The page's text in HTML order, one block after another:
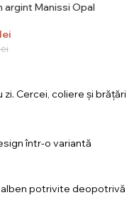
argint Manissi Opal
lei
Cercei, coliere și brățări
într-o variantă
potrivite deopotrivă